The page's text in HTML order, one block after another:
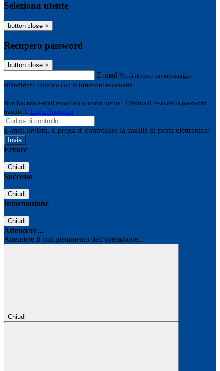
Seleziona utente
button close ×
Recupero password
button close ×
E-mail Verrà inviato un messaggio
all'indirizzo indicato con le istruzioni necessarie.
Non hai una e-mail associata al nome utente? Effettua il reset della password
tramite la Login Spaggiari
E-mail inviata, si prega di controllare la casella di posta elettronica!
Errore
Chiudi
Successo
Chiudi
Informazione
Chiudi
Attendere...
Attendere il completamento dell'operazione...
Chiudi